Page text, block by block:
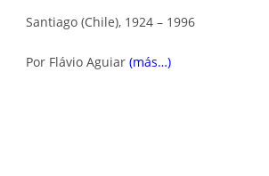
Santiago (Chile), 1924 – 1996
Por Flávio Aguiar (más…)